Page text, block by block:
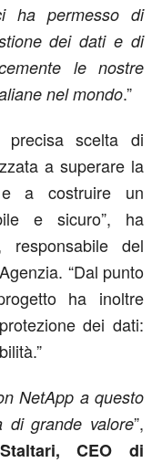
ha permesso di
dei dati e di
le nostre
nel mondo.”
precisa scelta di
a superare la
e a costruire un
e sicuro”, ha
responsabile del
“Dal punto
ha inoltre
dei dati:
NetApp a questo
di grande valore”,
CEO di